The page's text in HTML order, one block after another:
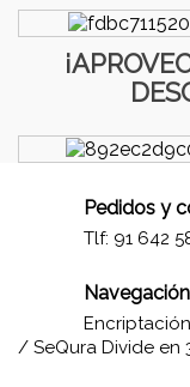
Pedidos y
Tlf: 91 642
/ SeQura Divide en